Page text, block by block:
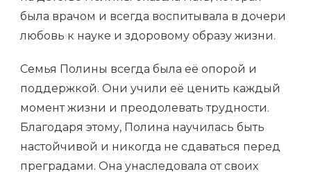
была врачом и всегда воспитывала в дочери
любовь к науке и здоровому образу жизни.
Семья Полины всегда была её опорой и
поддержкой. Они учили её ценить каждый
момент жизни и преодолевать трудности.
Благодаря этому, Полина научилась быть
настойчивой и никогда не сдаваться перед
преградами. Она унаследовала от своих